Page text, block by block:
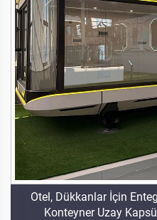
Otel, Dükkanlar İçin
Konteyner Uzay